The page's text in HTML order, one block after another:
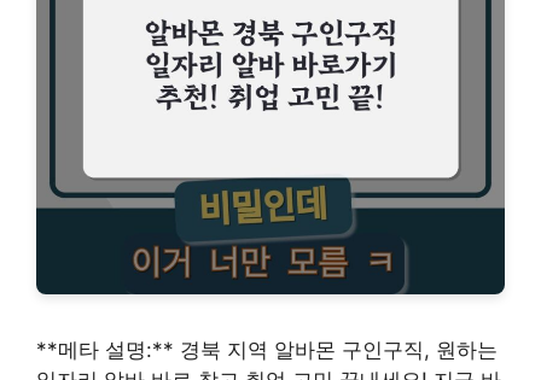
**메타 설명:** 경북 지역 알바몬 구인구직, 원하는